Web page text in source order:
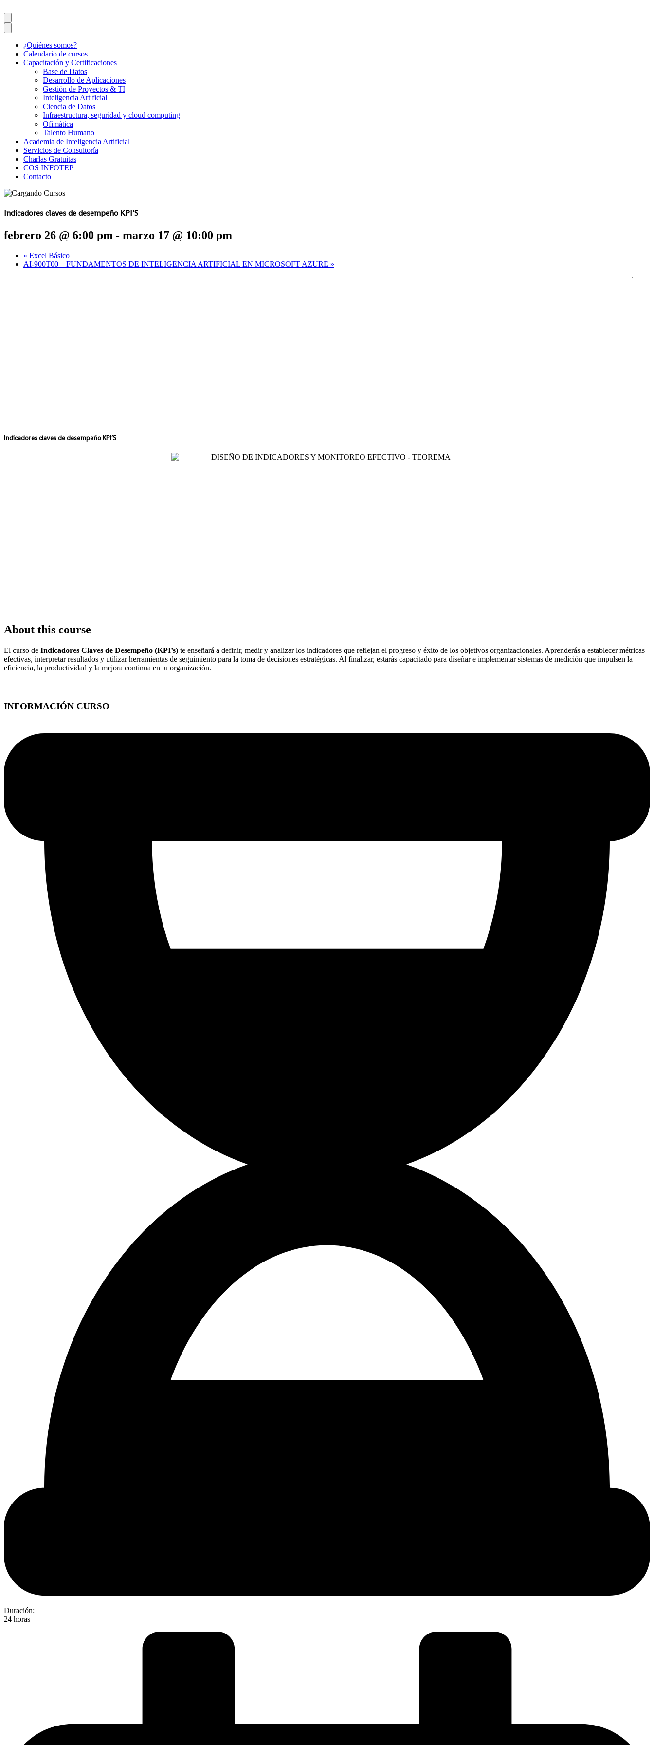
¿Quiénes somos?
Calendario de cursos
Capacitación y Certificaciones
Base de Datos
Desarrollo de Aplicaciones
Gestión de Proyectos & TI
Inteligencia Artificial
Ciencia de Datos
Infraestructura, seguridad y cloud computing
Ofimática
Talento Humano
Academia de Inteligencia Artificial
Servicios de Consultoría
Charlas Gratuitas
COS INFOTEP
Contacto
Indicadores claves de desempeño KPI’S
febrero 26 @ 6:00 pm - marzo 17 @ 10:00 pm
« Excel Básico
AI-900T00 – FUNDAMENTOS DE INTELIGENCIA ARTIFICIAL EN MICROSOFT AZURE »
Indicadores claves de desempeño KPI’S
About this course
El curso de Indicadores Claves de Desempeño (KPI’s) te enseñará a definir, medir y analizar los indicadores que reflejan el progreso y éxito de los objetivos organizacionales. Aprenderás a establecer métricas
efectivas, interpretar resultados y utilizar herramientas de seguimiento para la toma de decisiones estratégicas. Al finalizar, estarás capacitado para diseñar e implementar sistemas de medición que impulsen la
eficiencia, la productividad y la mejora continua en tu organización.
INFORMACIÓN CURSO
Duración:
24 horas